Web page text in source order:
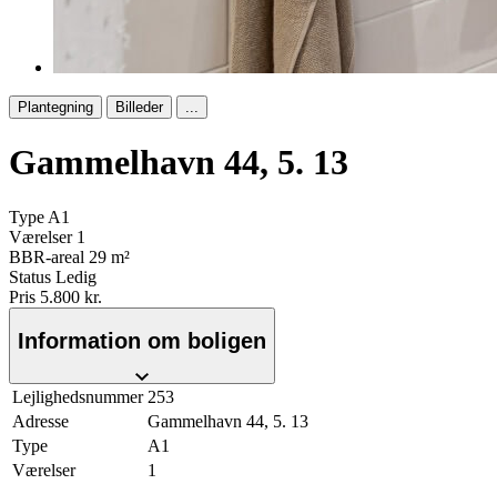
Plantegning Billeder ...
Gammelhavn 44, 5. 13
Type A1
Værelser 1
BBR-areal 29 m²
Status Ledig
Pris 5.800 kr.
Information om boligen
Lejlighedsnummer 253
Adresse
Gammelhavn 44, 5. 13
Type
A1
Værelser
1